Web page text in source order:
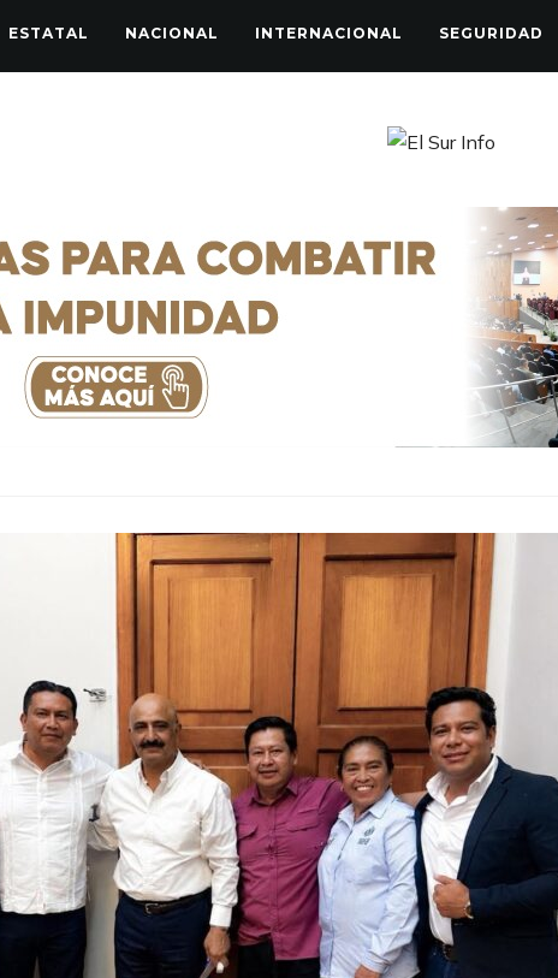
ESTATAL NACIONAL INTERNACIONAL SEGURIDAD